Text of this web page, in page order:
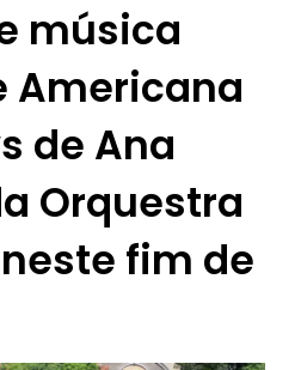
música
Americana
de Ana
Orquestra
fim de